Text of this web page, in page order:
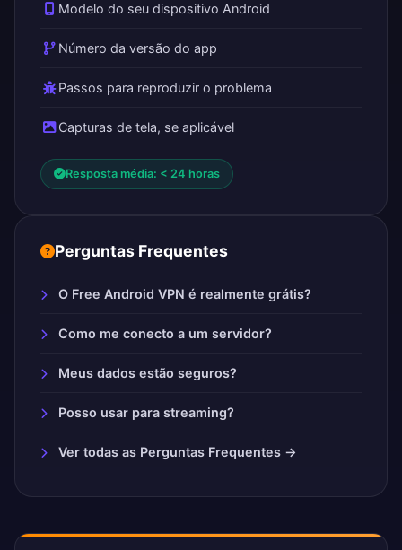
Modelo do seu dispositivo Android
Número da versão do app
Passos para reproduzir o problema
Capturas de tela, se aplicável
Resposta média: < 24 horas
Perguntas Frequentes
O Free Android VPN é realmente grátis?
Como me conecto a um servidor?
Meus dados estão seguros?
Posso usar para streaming?
Ver todas as Perguntas Frequentes →